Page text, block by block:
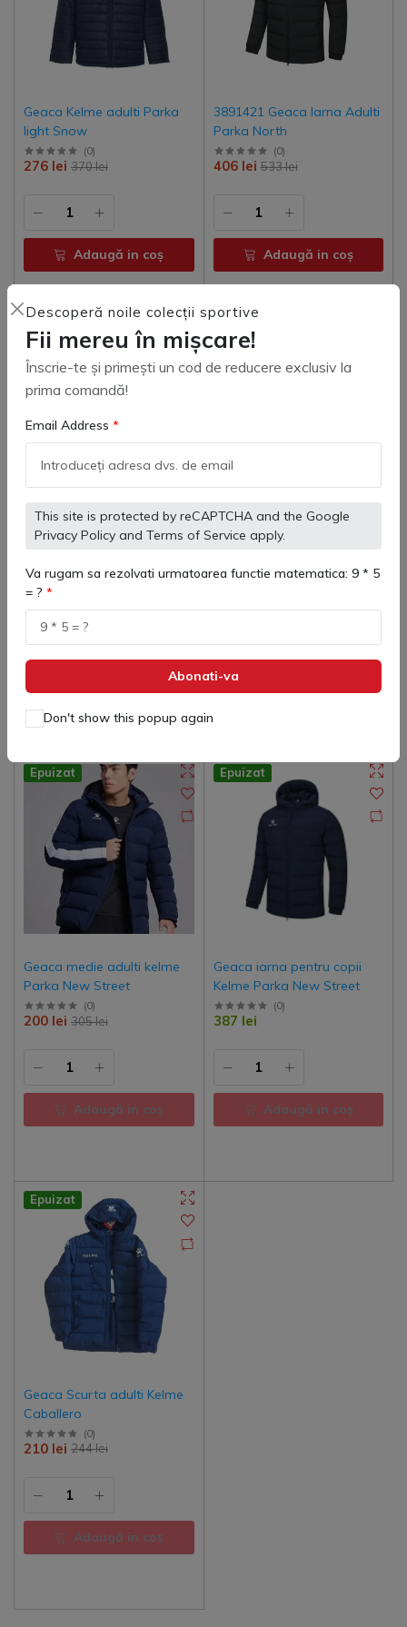
Descoperă noile colecții sportive
Fii mereu în mișcare!
Înscrie-te și primești un cod de reducere exclusiv la
prima comandă!
Email Address
This site is protected by reCAPTCHA and the Google
Privacy Policy and Terms of Service apply.
Va rugam sa rezolvati urmatoarea functie matematica: 9 * 5
= ?
Abonati-va
Don't show this popup again
Geaca Kelme adulti Parka
light Snow
(0)
370 lei
276 lei
Adaugă in coş
3891421 Geaca Iarna Adulti
Parka North
(0)
533 lei
406 lei
Adaugă in coş
Lichidari
3893421 Geaca Iarna Copii
0)
350 lei
Epuizat
Geaca Scurta copii Kelme
(0)
Epuizat
Geaca medie adulti kelme
Parka New Street
(0)
305 lei
200 lei
Adaugă in coş
Epuizat
Geaca iarna pentru copii
Kelme Parka New Street
(0)
387 lei
Adaugă in coş
Epuizat
Geaca Scurta adulti Kelme
Caballero
(0)
244 lei
210 lei
Adaugă in coş